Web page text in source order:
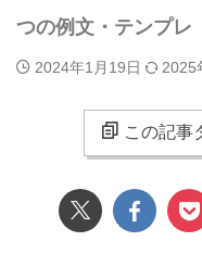
つの例文・テンプレ
2024年1月19日 2025
この記事